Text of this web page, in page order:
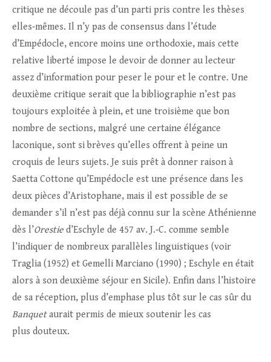
critique ne découle pas d’un parti pris contre les thèses
elles‑mêmes. Il n’y pas de consensus dans l’étude
d’Empédocle, encore moins une orthodoxie, mais cette
relative liberté impose le devoir de donner au lecteur
assez d’information pour peser le pour et le contre. Une
deuxième critique serait que la bibliographie n’est pas
toujours exploitée à plein, et une troisième que bon
nombre de sections, malgré une certaine élégance
laconique, sont si brèves qu’elles offrent à peine un
croquis de leurs sujets. Je suis prêt à donner raison à
Saetta Cottone qu’Empédocle est une présence dans les
deux pièces d’Aristophane, mais il est possible de se
demander s’il n’est pas déjà connu sur la scène Athénienne
dès l’Orestie d’Eschyle de 457 av. J.‑C. comme semble
l’indiquer de nombreux parallèles linguistiques (voir
Traglia (1952) et Gemelli Marciano (1990) ; Eschyle en était
alors à son deuxième séjour en Sicile). Enfin dans l’histoire
de sa réception, plus d’emphase plus tôt sur le cas sûr du
Banquetaurait permis de mieux soutenir les cas
plus douteux.